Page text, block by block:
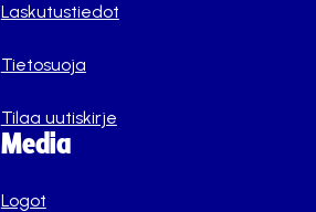
Laskutustiedot
Tietosuoja
Tilaa uutiskirje
Media
Logot